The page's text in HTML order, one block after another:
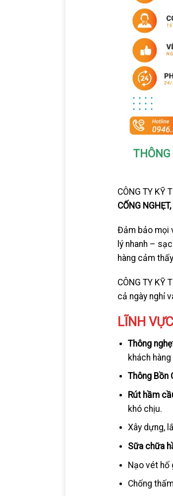
CÔNG TY KỸ
CỐNG
Đảm bảo mọi
lý nhanh –
hàng cảm
CÔNG TY KỸ
cả ngày nghỉ
LĨNH
Thông
khách
Thông Bồn
Rút hầm
khó chịu.
Xây dựng,
Sữa chữa
Nạo vét hố
Chống